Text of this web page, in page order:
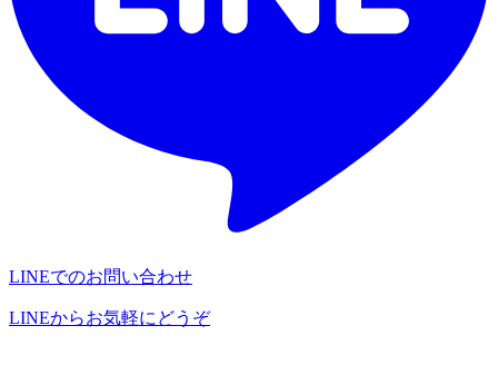
LINEでのお問い合わせ
LINEからお気軽にどうぞ